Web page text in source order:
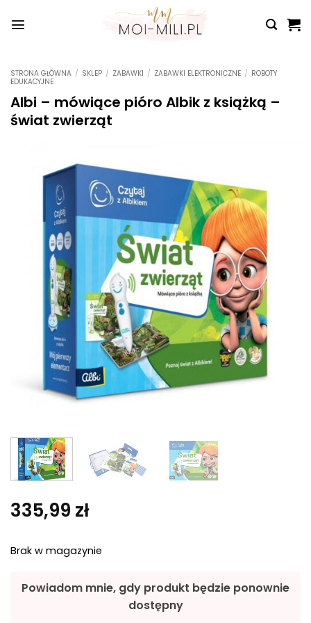
do
STRONA GŁÓWNA / SKLEP / ZABAWKI / ZABAWKI ELEKTRONICZNE / ROBOTY
EDUKACYJNE
Albi – mówiące pióro Albik z książką –
świat zwierząt
335,99 zł
Brak w magazynie
Powiadom mnie, gdy produkt będzie ponownie
dostępny